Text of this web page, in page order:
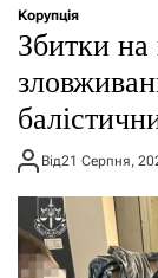
Корупція
Збитки
Від21 Серпня,